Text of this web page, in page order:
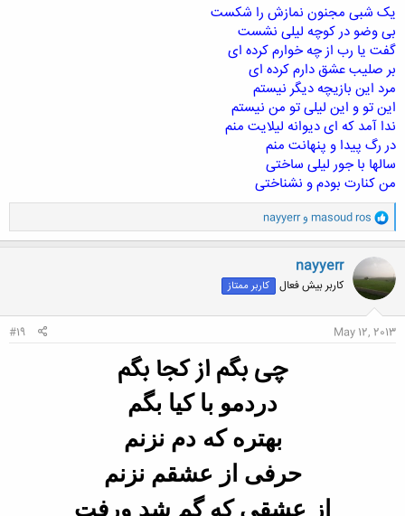
یک شبی مجنون نمازش را شکست
بی وضو در کوچه لیلی نشست
گفت یا رب از چه خوارم کرده ای
بر صلیب عشق دارم کرده ای
مرد این بازیچه دیگر نیستم
این تو و این لیلی تو من نیستم
ندا آمد که ای دیوانه لیلایت منم
در رگ پیدا و پنهانت منم
سالها با جور لیلی ساختی
من کنارت بودم و نشناختی
و
ا
ک
ن
ش
ه
ا
masoud ros وnayyerr
nayyerr
کاربر بیش فعال کاربر ممتاز
May 12, 2013
#19
چی بگم از کجا بگم
دردمو با کیا بگم
بهتره که دم نزنم
حرفی از عشقم نزنم
از عشقی که گم شد ورفت